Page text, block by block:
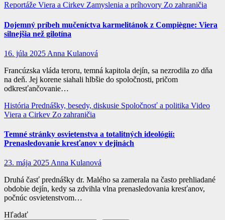
Reportáže Viera a Cirkev Zamyslenia a príhovory Zo zahraničia
Dojemný príbeh mučeníctva karmelitánok z Compiègne: Viera
silnejšia než gilotína
16. júla 2025 Anna Kulanová
Francúzska vláda teroru, temná kapitola dejín, sa nezrodila zo dňa
na deň. Jej korene siahali hlbšie do spoločnosti, pričom
odkresťančovanie…
História Prednášky, besedy, diskusie Spoločnosť a politika Video
Viera a Cirkev Zo zahraničia
Temné stránky osvietenstva a totalitných ideológií:
Prenasledovanie kresťanov v dejinách
23. mája 2025Anna Kulanová
Druhá časť prednášky dr. Malého sa zamerala na často prehliadané
obdobie dejín, kedy sa zdvihla vlna prenasledovania kresťanov,
počnúc osvietenstvom…
Hľadať